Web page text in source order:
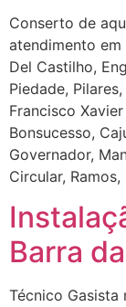
Conserto de
atendimento em
Del Castilho,
Piedade,
Francisco
Bonsucesso,
Governador,
Circular,
Barra
Técnico Gasista